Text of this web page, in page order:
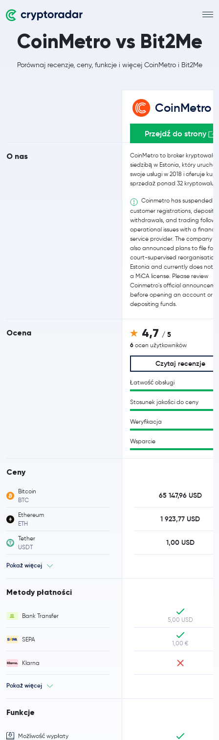
CoinMetro vs Bit2Me
Porównaj recenzje, ceny, funkcje i więcej CoinMetro i Bit2Me
O nas
Ocena
Ceny
Bitcoin
BTC
Ethereum
ETH
Tether
USDT
Pokaż więcej
Metody płatności
Bank Transfer
SEPA
Klarna
Pokaż więcej
Funkcje
Możliwość wypłaty
CoinMetro
Przejdź do strony
CoinMetro to broker
siedzibą w Estonia, który
swoje usługi w 2018 i oferuje
sprzedaż ponad 32 kryptowalut.
Coinmetro has suspended
customer registrations, deposits,
withdrawals, and trading
operational issues with a
service provider. The company
also announced plans to file for
court-supervised reorganisation
Estonia and currently does not
a MiCA license. Please review
Coinmetro's official
before opening an account or
depositing funds.
4,7 / 5
6 ocen użytkowników
Czytaj recenzje
Łatwość obsługi
Stosunek jakości do ceny
Weryfikacja
Wsparcie
65 147,96 USD
1 923,77 USD
1,00 USD
5,00 USD
1,00 €